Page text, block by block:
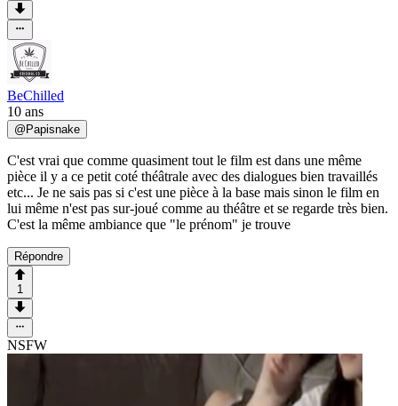
BeChilled
10 ans
@Papisnake
C'est vrai que comme quasiment tout le film est dans une même
pièce il y a ce petit coté théâtrale avec des dialogues bien travaillés
etc... Je ne sais pas si c'est une pièce à la base mais sinon le film en
lui même n'est pas sur-joué comme au théâtre et se regarde très bien.
C'est la même ambiance que "le prénom" je trouve
Répondre
1
NSFW